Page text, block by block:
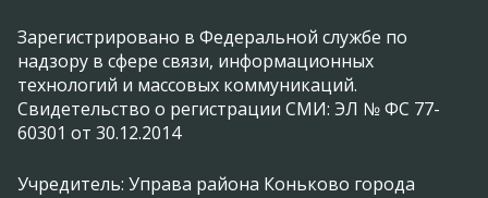
Зарегистрировано в Федеральной службе по
надзору в сфере связи, информационных
технологий и массовых коммуникаций.
Свидетельство о регистрации СМИ: ЭЛ № ФС 77-
60301 от 30.12.2014
Учредитель: Управа района Коньково города